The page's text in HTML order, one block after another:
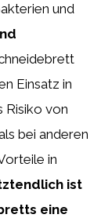
und
Einsatz in
Risiko von
bei anderen
in
ist
eine